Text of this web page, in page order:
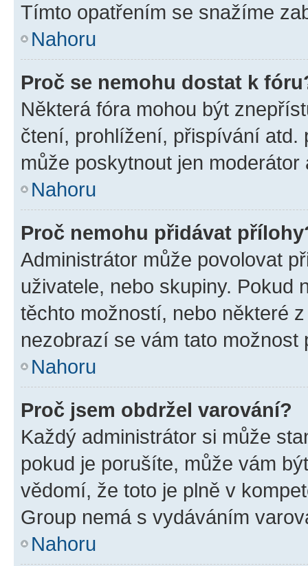
Tímto opatřením se snažíme
Nahoru
Proč se nemohu dostat k
Některá fóra mohou být
čtení, prohlížení, přispívání atd.
může poskytnout jen
Nahoru
Proč nemohu přidávat
Administrátor může povolovat
uživatele, nebo skupiny. Pokud
těchto možností, nebo některé
nezobrazí se vám tato
Nahoru
Proč jsem obdržel varování?
Každý administrátor si může
pokud je porušíte, může vám
vědomí, že toto je plně v
Group nemá s vydáváním
Nahoru